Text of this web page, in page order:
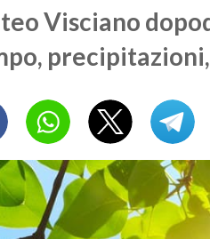
Visciano